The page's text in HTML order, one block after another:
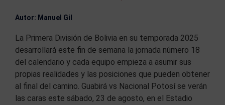
Autor: Manuel Gil
La Primera División de Bolivia en su temporada 2025
desarrollará este fin de semana la jornada número 18
del calendario y cada equipo empieza a asumir sus
propias realidades y las posiciones que pueden obtener
al final del camino. Guabirá vs Nacional Potosí se verán
las caras este sábado, 23 de agosto, en el Estadio